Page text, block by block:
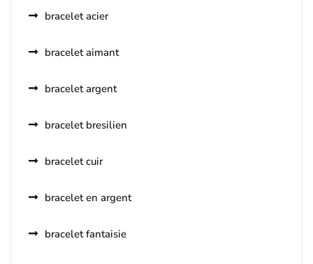
bracelet acier
bracelet aimant
bracelet argent
bracelet bresilien
bracelet cuir
bracelet en argent
bracelet fantaisie